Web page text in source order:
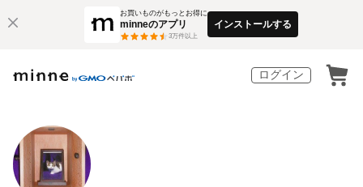
お買いものがもっとお得に
minneのアプリ
3万件以上
インストールする
ログイン